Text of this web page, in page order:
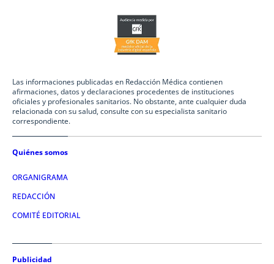
Las informaciones publicadas en Redacción Médica contienen
afirmaciones, datos y declaraciones procedentes de instituciones
oficiales y profesionales sanitarios. No obstante, ante cualquier duda
relacionada con su salud, consulte con su especialista sanitario
correspondiente.
Quiénes somos
ORGANIGRAMA
REDACCIÓN
COMITÉ EDITORIAL
Publicidad